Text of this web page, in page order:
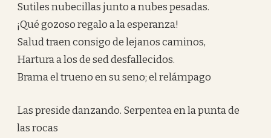
Sutiles nubecillas junto a nubes pesadas.
¡Qué gozoso regalo a la esperanza!
Salud traen consigo de lejanos caminos,
Hartura a los de sed desfallecidos.
Brama el trueno en su seno; el relámpago
Las preside danzando. Serpentea en la punta de
las rocas